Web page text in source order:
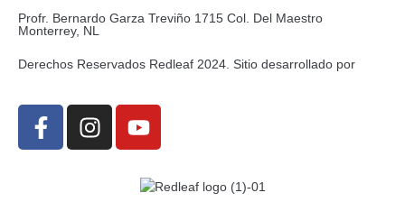
Profr. Bernardo Garza Treviño 1715 Col. Del Maestro
Monterrey, NL
Derechos Reservados Redleaf 2024. Sitio desarrollado por